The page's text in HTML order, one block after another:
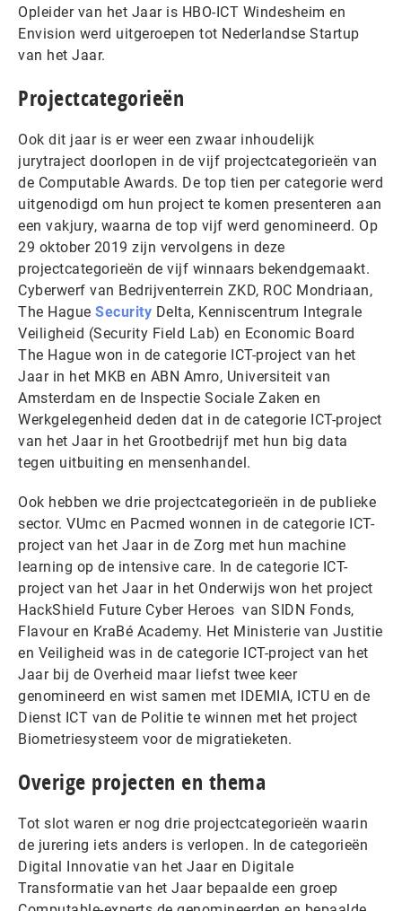
Opleider van het Jaar is HBO-ICT Windesheim en
Envision werd uitgeroepen tot Nederlandse Startup
van het Jaar.
Projectcategorieën
Ook dit jaar is er weer een zwaar inhoudelijk
jurytraject doorlopen in de vijf projectcategorieën van
de Computable Awards. De top tien per categorie werd
uitgenodigd om hun project te komen presenteren aan
een vakjury, waarna de top vijf werd genomineerd. Op
29 oktober 2019 zijn vervolgens in deze
projectcategorieën de vijf winnaars bekendgemaakt.
Cyberwerf van Bedrijventerrein ZKD, ROC Mondriaan,
The Hague Security Delta, Kenniscentrum Integrale
Veiligheid (Security Field Lab) en Economic Board
The Hague won in de categorie ICT-project van het
Jaar in het MKB en ABN Amro, Universiteit van
Amsterdam en de Inspectie Sociale Zaken en
Werkgelegenheid deden dat in de categorie ICT-project
van het Jaar in het Grootbedrijf met hun big data
tegen uitbuiting en mensenhandel.
Ook hebben we drie projectcategorieën in de publieke
sector. VUmc en Pacmed wonnen in de categorie ICT-
project van het Jaar in de Zorg met hun machine
learning op de intensive care. In de categorie ICT-
project van het Jaar in het Onderwijs won het project
HackShield Future Cyber Heroes van SIDN Fonds,
Flavour en KraBé Academy. Het Ministerie van Justitie
en Veiligheid was in de categorie ICT-project van het
Jaar bij de Overheid maar liefst twee keer
genomineerd en wist samen met IDEMIA, ICTU en de
Dienst ICT van de Politie te winnen met het project
Biometriesysteem voor de migratieketen.
Overige projecten en thema
Tot slot waren er nog drie projectcategorieën waarin
de jurering iets anders is verlopen. In de categorieën
Digital Innovatie van het Jaar en Digitale
Transformatie van het Jaar bepaalde een groep